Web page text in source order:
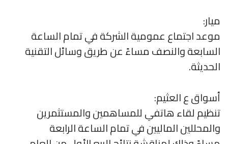
میار:
موعد اجتماع عمومية الشركة في تمام الساعة
السابعة والنصف مساءً عن طريق وسائل التقنية
الحديثة.
أسواق ع العثيم:
تنظيم لقاء هاتفي للمساهمين والمستثمرين
والمحللين الماليين في تمام الساعة الرابعة